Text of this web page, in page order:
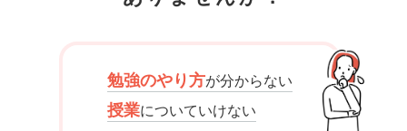
勉強のやり方が分からない
授業についていけない